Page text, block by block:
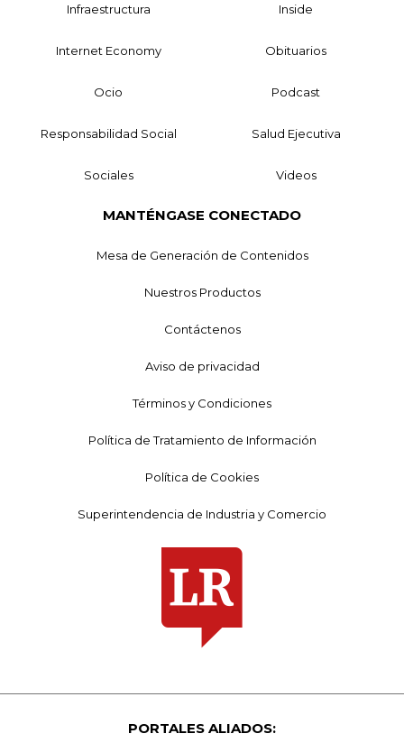
Infraestructura Inside
Internet Economy Obituarios
Ocio Podcast
Responsabilidad Social Salud Ejecutiva
Sociales Videos
MANTÉNGASE CONECTADO
Mesa de Generación de Contenidos
Nuestros Productos
Contáctenos
Aviso de privacidad
Términos y Condiciones
Política de Tratamiento de Información
Política de Cookies
Superintendencia de Industria y Comercio
PORTALES ALIADOS: